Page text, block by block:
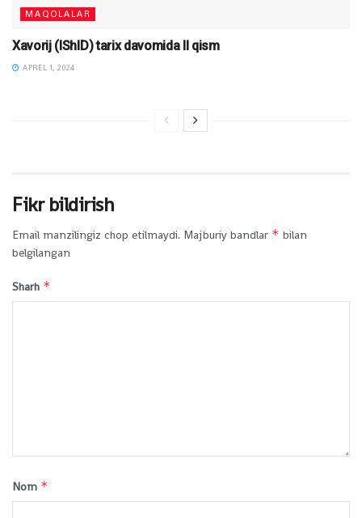
MAQOLALAR
Xavorij (IShID) tarix davomida II qism
APREL 1, 2024
Fikr bildirish
Email manzilingiz chop etilmaydi. Majburiy bandlar * bilan
belgilangan
Sharh *
Nom *